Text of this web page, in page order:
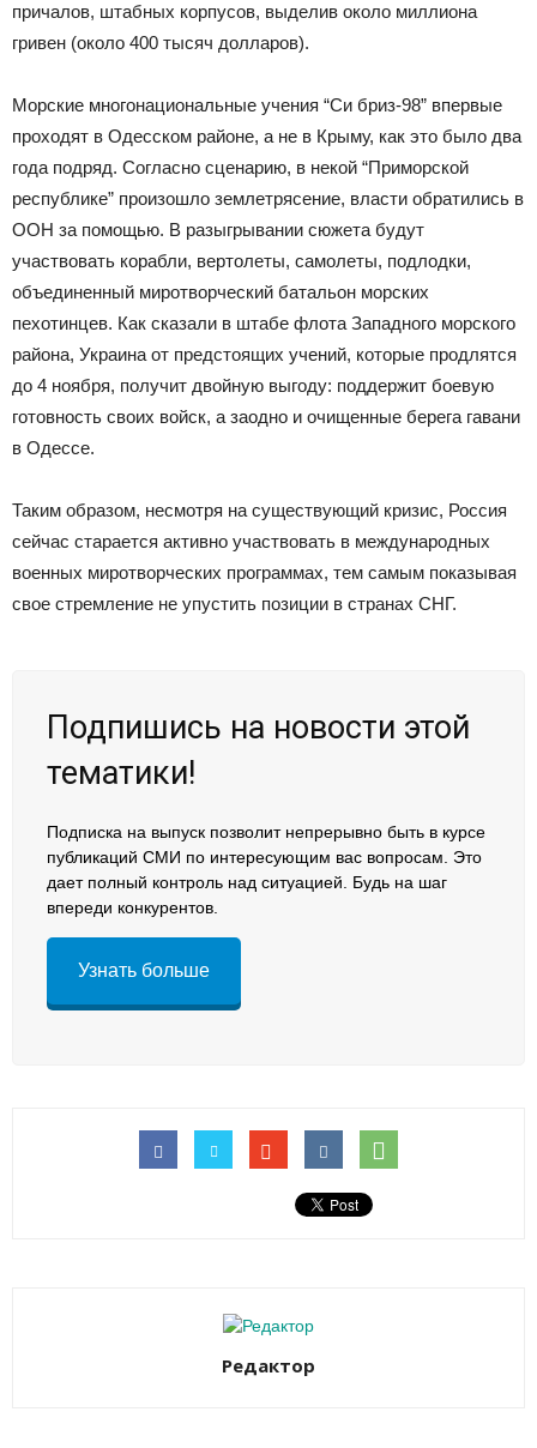
причалов, штабных корпусов, выделив около миллиона
гривен (около 400 тысяч долларов).
Морские многонациональные учения “Си бриз-98” впервые
проходят в Одесском районе, а не в Крыму, как это было два
года подряд. Согласно сценарию, в некой “Приморской
республике” произошло землетрясение, власти обратились в
ООН за помощью. В разыгрывании сюжета будут
участвовать корабли, вертолеты, самолеты, подлодки,
объединенный миротворческий батальон морских
пехотинцев. Как сказали в штабе флота Западного морского
района, Украина от предстоящих учений, которые продлятся
до 4 ноября, получит двойную выгоду: поддержит боевую
готовность своих войск, а заодно и очищенные берега гавани
в Одессе.
Таким образом, несмотря на существующий кризис, Россия
сейчас старается активно участвовать в международных
военных миротворческих программах, тем самым показывая
свое стремление не упустить позиции в странах СНГ.
Подпишись на новости этой
тематики!
Подписка на выпуск позволит непрерывно быть в курсе
публикаций СМИ по интересующим вас вопросам. Это
дает полный контроль над ситуацией. Будь на шаг
впереди конкурентов.
Узнать больше
Редактор